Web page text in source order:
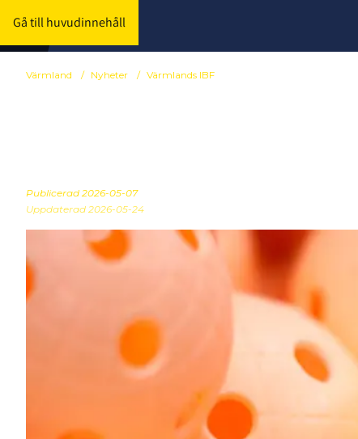
Gå till huvudinnehåll
Värmland / Nyheter / Värmlands IBF
Publicerad 2026-05-07
Uppdaterad 2026-05-24